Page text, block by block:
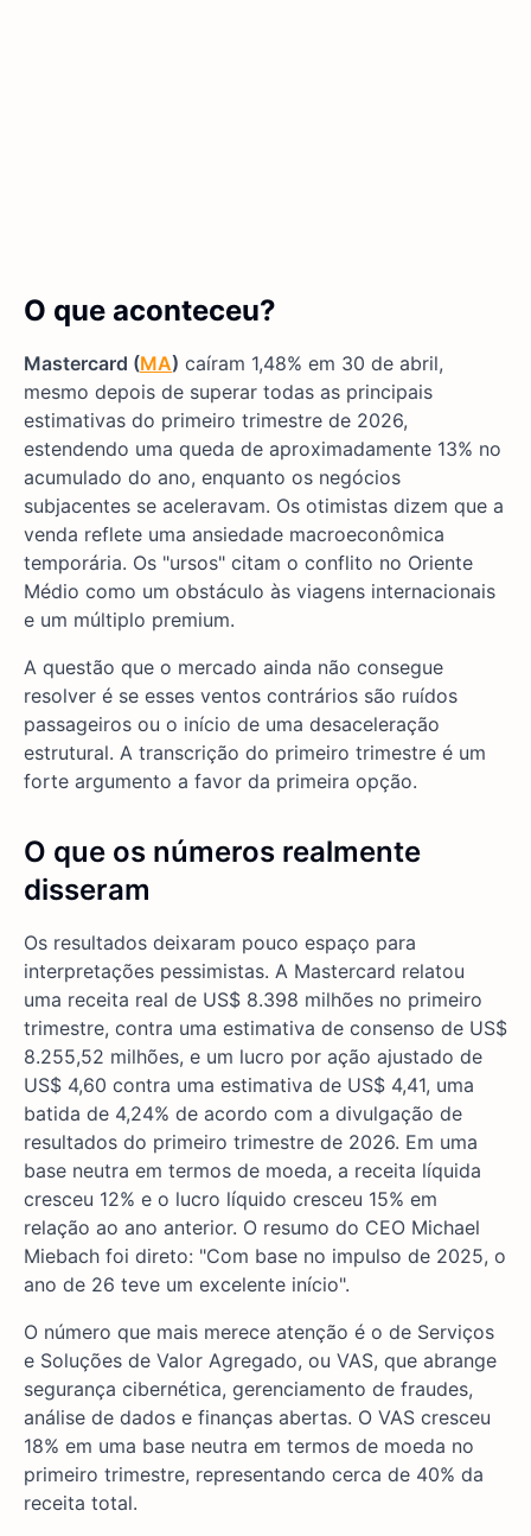
O que aconteceu?
Mastercard (MA) caíram 1,48% em 30 de abril,
mesmo depois de superar todas as principais
estimativas do primeiro trimestre de 2026,
estendendo uma queda de aproximadamente 13% no
acumulado do ano, enquanto os negócios
subjacentes se aceleravam. Os otimistas dizem que a
venda reflete uma ansiedade macroeconômica
temporária. Os "ursos" citam o conflito no Oriente
Médio como um obstáculo às viagens internacionais
e um múltiplo premium.
A questão que o mercado ainda não consegue
resolver é se esses ventos contrários são ruídos
passageiros ou o início de uma desaceleração
estrutural. A transcrição do primeiro trimestre é um
forte argumento a favor da primeira opção.
O que os números realmente
disseram
Os resultados deixaram pouco espaço para
interpretações pessimistas. A Mastercard relatou
uma receita real de US$ 8.398 milhões no primeiro
trimestre, contra uma estimativa de consenso de US$
8.255,52 milhões, e um lucro por ação ajustado de
US$ 4,60 contra uma estimativa de US$ 4,41, uma
batida de 4,24% de acordo com a divulgação de
resultados do primeiro trimestre de 2026. Em uma
base neutra em termos de moeda, a receita líquida
cresceu 12% e o lucro líquido cresceu 15% em
relação ao ano anterior. O resumo do CEO Michael
Miebach foi direto: "Com base no impulso de 2025, o
ano de 26 teve um excelente início".
O número que mais merece atenção é o de Serviços
e Soluções de Valor Agregado, ou VAS, que abrange
segurança cibernética, gerenciamento de fraudes,
análise de dados e finanças abertas. O VAS cresceu
18% em uma base neutra em termos de moeda no
primeiro trimestre, representando cerca de 40% da
receita total.